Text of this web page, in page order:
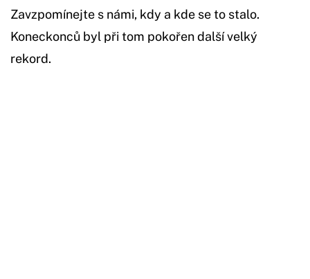
Zavzpomínejte s námi, kdy a kde se to stalo.
Koneckonců byl při tom pokořen další velký
rekord.